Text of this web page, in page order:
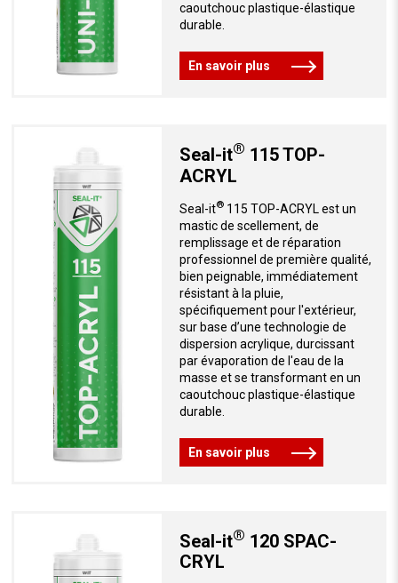
caoutchouc plastique-élastique
durable.
En savoir plus
Seal-it® 115 TOP-
ACRYL
Seal-it®115 TOP-ACRYL est un
mastic de scellement, de
remplissage et de réparation
professionnel de première qualité,
bien peignable, immédiatement
résistant à la pluie,
spécifiquement pour l'extérieur,
sur base d’une technologie de
dispersion acrylique, durcissant
par évaporation de l'eau de la
masse et se transformant en un
caoutchouc plastique-élastique
durable.
En savoir plus
Seal-it® 120 SPAC-
CRYL